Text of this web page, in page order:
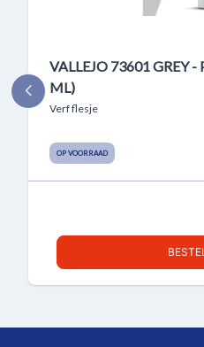
VALLEJO 73601 GREY -
ML)
Verf flesje
OP VOORRAAD